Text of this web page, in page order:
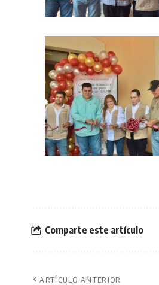
Comparte este artículo
ARTÍCULO ANTERIOR